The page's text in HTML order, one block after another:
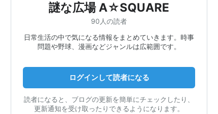
謎な広場 A☆SQUARE
90人の読者
日常生活の中で気になる情報をまとめていきます。時事
問題や野球、漫画などジャンルは広範囲です。
ログインして読者になる
読者になると、ブログの更新を簡単にチェックしたり、
更新通知を受け取ったりできるようになります。